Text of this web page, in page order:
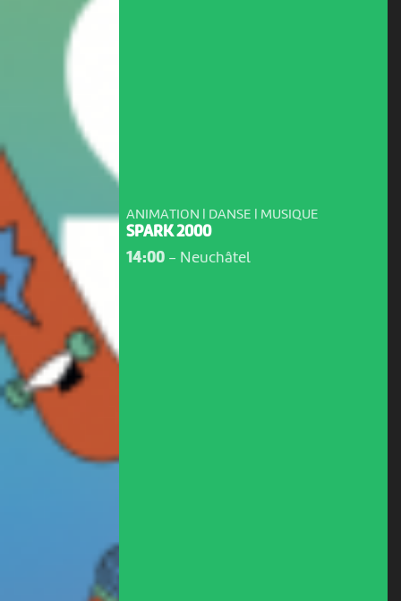
ANIMATION | DANSE | MUSIQUE
SPARK 2000
14:00- Neuchâtel